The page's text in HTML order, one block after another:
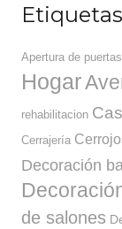
Etiquetas
Apertura de puertas
Hogar
rehabilitacion
Cerrajería
Decoración
de salones